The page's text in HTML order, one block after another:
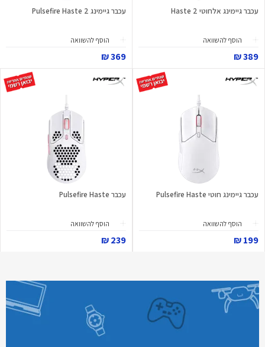
עכבר גיימינג אלחוטי Haste 2
הוסף להשוואה
389 ₪
עכבר גיימינג Pulsefire Haste 2
הוסף להשוואה
369 ₪
עכבר גיימינג חוטי Pulsefire Haste
הוסף להשוואה
199 ₪
עכבר Pulsefire Haste
הוסף להשוואה
239 ₪